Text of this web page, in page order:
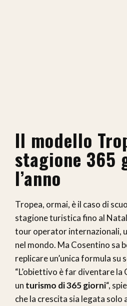
Il modello
stagione 365
l’anno
Tropea, ormai, è il caso di
stagione turistica fino al
tour operator internazionali,
nel mondo. Ma Cosentino sa
replicare un’unica formula su
“L’obiettivo è far diventare
un turismo di 365 giorni“,
che la crescita sia legata solo